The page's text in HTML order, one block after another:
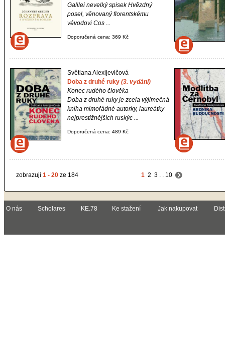
Galilei nevelký spisekHvězdný
posel, věnovaný florentskému
vévodovi Cos ...
Doporučená cena: 369 Kč
Světlana Alexijevičová
Doba z druhé ruky (3. vydání)
Konec rudého člověka
Doba z druhé rukyje zcela výjimečná
kniha mimořádné autorky, laureátky
nejprestižnějších ruskýc ...
Doporučená cena: 489 Kč
zobrazuji 1 - 20 ze 184 1 2 3. . 10
O nás Scholares KE.78 Ke stažení Jak nakupovat